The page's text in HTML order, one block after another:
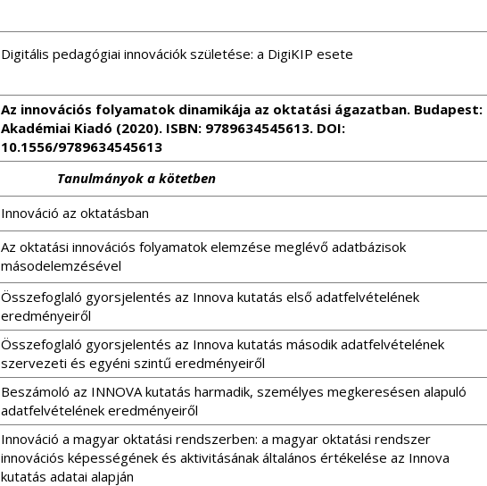
Digitális pedagógiai innovációk születése: a DigiKIP esete
Az innovációs folyamatok dinamikája az oktatási ágazatban. Budapest:
Akadémiai Kiadó (2020). ISBN: 9789634545613. DOI:
10.1556/9789634545613
Tanulmányok a kötetben
Innováció az oktatásban
Az oktatási innovációs folyamatok elemzése meglévő adatbázisok
másodelemzésével
Összefoglaló gyorsjelentés az Innova kutatás első adatfelvételének
eredményeiről
Összefoglaló gyorsjelentés az Innova kutatás második adatfelvételének
szervezeti és egyéni szintű eredményeiről
Beszámoló az INNOVA kutatás harmadik, személyes megkeresésen alapuló
adatfelvételének eredményeiről
Innováció a magyar oktatási rendszerben: a magyar oktatási rendszer
innovációs képességének és aktivitásának általános értékelése az Innova
kutatás adatai alapján